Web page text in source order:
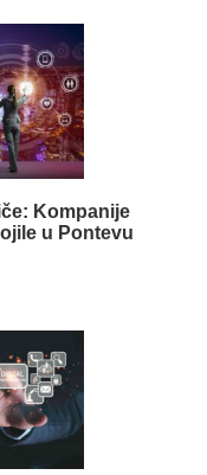
Kompanije
u Pontevu